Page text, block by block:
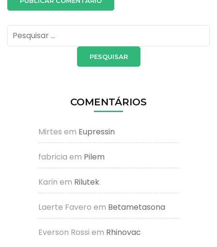
Pesquisar
por:
COMENTÁRIOS
Mirtes em Eupressin
fabricia em Pilem
Karin em Rilutek
Laerte Favero em Betametasona
Everson Rossi em Rhinovac